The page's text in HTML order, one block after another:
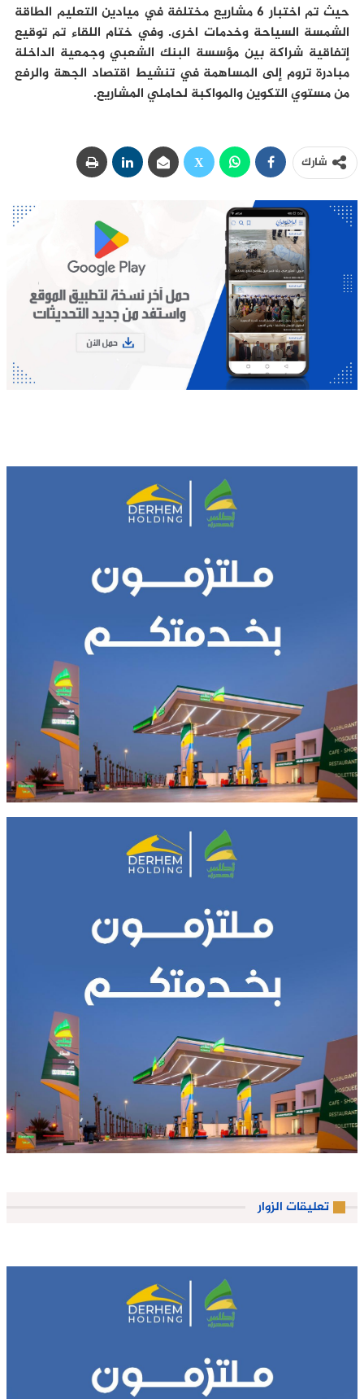
حيث تم اختبار 6 مشاريع مختلفة في ميادين التعليم الطاقة
الشمسة السياحة وخدمات اخرى. وفي ختام اللقاء تم توقيع
إتفاقية شراكة بين مؤسسة البنك الشعبي وجمعية الداخلة
مبادرة تروم إلى المساهمة في تنشيط اقتصاد الجهة والرفع
من مستوي التكوين والمواكبة لحاملي المشاريع.
شارك
تعليقات الزوار